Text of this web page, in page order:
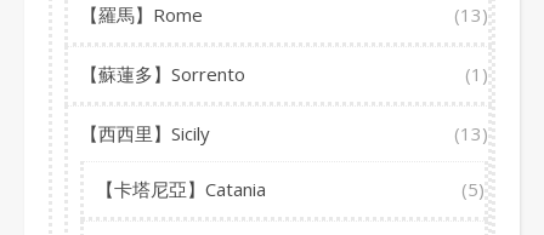
【羅馬】Rome (13)
【蘇蓮多】Sorrento (1)
【西西里】Sicily (13)
【卡塔尼亞】Catania (5)